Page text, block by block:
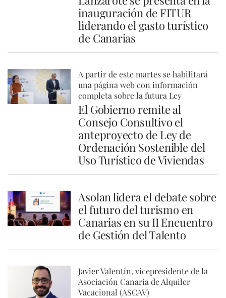
inauguración de FITUR
liderando el gasto turístico
de Canarias
A partir de este martes se habilitará
una página web con información
completa sobre la futura Ley
El Gobierno remite al
Consejo Consultivo el
anteproyecto de Ley de
Ordenación Sostenible del
Uso Turístico de Viviendas
Asolan lidera el debate sobre
el futuro del turismo en
Canarias en su II Encuentro
de Gestión del Talento
Javier Valentín, vicepresidente de la
Asociación Canaria de Alquiler
Vacacional (ASCAV)